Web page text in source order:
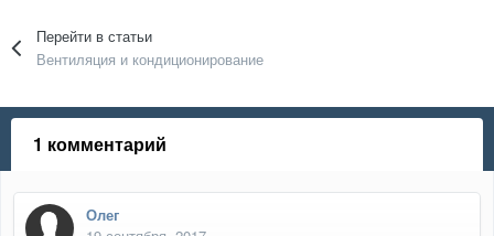
Перейти в статьи
Вентиляция и кондиционирование
1 комментарий
Олег